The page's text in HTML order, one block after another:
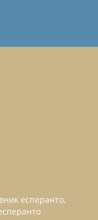
есперанто,